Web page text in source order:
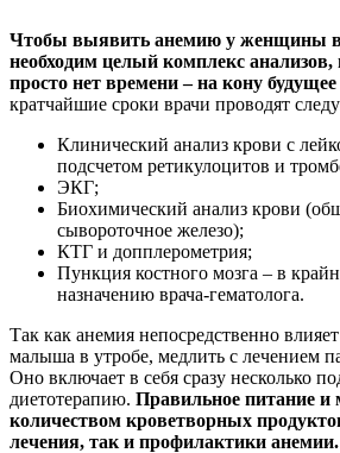
Чтобы выявить анемию у женщины
необходим целый комплекс
просто нет времени – на кону будущее
кратчайшие сроки врачи проводят
Клинический анализ крови с
подсчетом ретикулоцитов и
ЭКГ;
Биохимический анализ крови
сывороточное железо);
КТГ и допплерометрия;
Пункция костного мозга – в
назначению врача-гематолога.
Так как анемия непосредственно
малыша в утробе, медлить с лечением
Оно включает в себя сразу несколько
диетотерапию. Правильное питание
количеством кроветворных
лечения, так и профилактики анемии.